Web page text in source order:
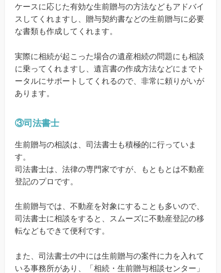
ケースに応じた有効な生前贈与の方法などもアドバイ
スしてくれますし、贈与契約書などの生前贈与に必要
な書類も作成してくれます。
実際に相続が起こった場合の遺産相続の問題にも相談
に乗ってくれますし、遺言書の作成方法などにまでト
ータルにサポートしてくれるので、非常に頼りがいが
あります。
③司法書士
生前贈与の相談は、司法書士も積極的に行っていま
す。
司法書士は、法律の専門家ですが、もともとは不動産
登記のプロです。
生前贈与では、不動産を対象にすることも多いので、
司法書士に相談をすると、スムーズに不動産登記の移
転などもできて便利です。
また、司法書士の中には生前贈与の案件に力を入れて
いる事務所があり、「相続・生前贈与相談センター」